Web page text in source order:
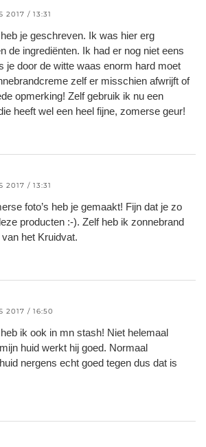
2017 / 13:31
je geschreven. Ik was hier erg
de ingrediënten. Ik had er nog niet eens
je door de witte waas enorm hard moet
zelf er misschien afwrijft of
opmerking! Zelf gebruik ik nu een
heeft wel een heel fijne, zomerse geur!
2017 / 13:31
foto’s heb je gemaakt! Fijn dat je zo
producten :-). Zelf heb ik zonnebrand
het Kruidvat.
2017 / 16:50
ik ook in mn stash! Niet helemaal
huid werkt hij goed. Normaal
nergens echt goed tegen dus dat is